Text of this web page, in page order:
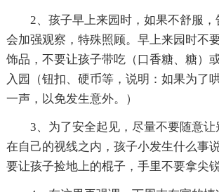
2、孩子早上来园时，如果不舒服，
会加强观察，特殊照顾。早上来园时不
饰品，不要让孩子带吃（口香糖、糖）
入园（钮扣、硬币等，说明：如果为了
一声，以免发生意外。）
3、为了安全起见，尽量不要随意
在自己的视线之内，孩子小发生什么事
要让孩子捡地上的棍子，手里不要拿尖锐